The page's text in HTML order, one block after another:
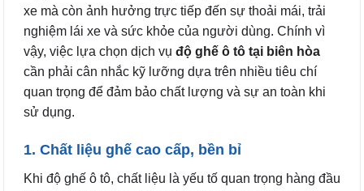
xe mà còn ảnh hưởng trực tiếp đến sự thoải mái, trải
nghiệm lái xe và sức khỏe của người dùng. Chính vì
vậy, việc lựa chọn dịch vụ độ ghế ô tô tại biên hòa
cần phải cân nhắc kỹ lưỡng dựa trên nhiều tiêu chí
quan trọng để đảm bảo chất lượng và sự an toàn khi
sử dụng.
1. Chất liệu ghế cao cấp, bền bỉ
Khi độ ghế ô tô, chất liệu là yếu tố quan trọng hàng đầu